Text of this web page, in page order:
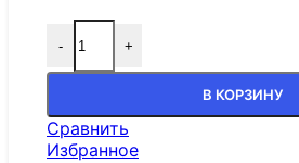
- +
В КОРЗИНУ
Сравнить
Избранное